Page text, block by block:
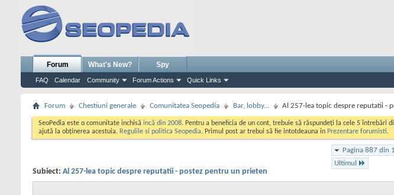
Forum
FAQ Calendar Community Forum Actions Quick Links
What's New? Spy
Forum Chestiuni generale Comunitatea Seopedia Bar, lobby... Al 257-lea topic despre reputatii -
SeoPedia este o comunitate inchisă incă din 2008. Pentru a beneficia de un cont, trebuie să răspundeți la cele 5
ajută la obținerea acestuia. Regulile si politica Seopedia. Primul post ar trebui să fie intotdeauna in Prezentare forumisti.
Pagina 887 din
Ultimul
Subiect: Al 257-lea topic despre reputatii - postez pentru un prieten